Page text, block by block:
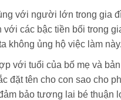
với người lớn trong gia
với các bậc tiền bối trong
không ủng hộ việc làm
với tuổi của bố mẹ và
đặt tên cho con sao cho
bảo tương lai bé thuận